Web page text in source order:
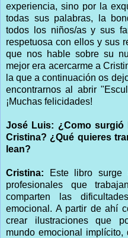
experiencia, sino por la
todas sus palabras, la
todos los niños/as y sus
respetuosa con ellos y sus
que nos hable sobre su
mejor era acercarme a
la que a continuación os
encontrarnos al abrir
¡Muchas felicidades!
José Luis: ¿Como surgió
Cristina? ¿Qué quieres
lean?
Cristina: Este libro surge
profesionales que
comparten las
emocional. A partir de ahí
crear ilustraciones que
mundo emocional